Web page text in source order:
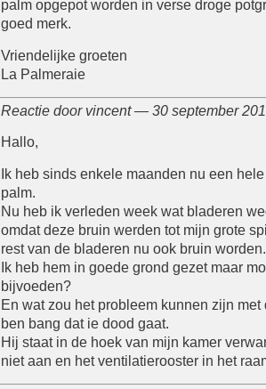
palm opgepot worden in verse droge
goed merk.
Vriendelijke groeten
La Palmeraie
Reactie door vincent — 30 september
Hallo,
Ik heb sinds enkele maanden nu een
palm.
Nu heb ik verleden week wat bladeren
omdat deze bruin werden tot mijn grote
rest van de bladeren nu ook bruin worden.
Ik heb hem in goede grond gezet maar
bijvoeden?
En wat zou het probleem kunnen zijn met
ben bang dat ie dood gaat.
Hij staat in de hoek van mijn kamer
niet aan en het ventilatierooster in het